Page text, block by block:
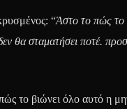
“Άστο το πώς το
θα σταματήσει ποτέ.
το βιώνει όλο αυτό η